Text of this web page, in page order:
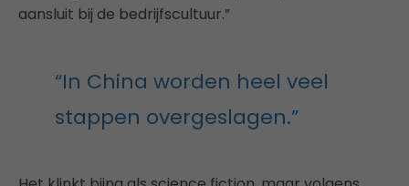
aansluit bij de bedrijfscultuur.”
“In China worden heel veel
stappen overgeslagen.”